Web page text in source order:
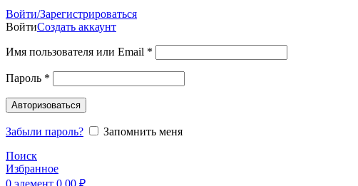
Войти/Зарегистрироваться
ВойтиСоздать аккаунт
Имя пользователя или Email *
Пароль *
Авторизоваться
Забыли пароль?
Запомнить меня
Поиск
Избранное
0 элемент 0,00 ₽